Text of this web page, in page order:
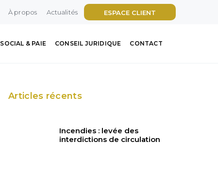
ESPACE CLIENT
À propos Actualités
SOCIAL & PAIE CONSEIL JURIDIQUE CONTACT
Articles récents
Incendies : levée des
interdictions de circulation